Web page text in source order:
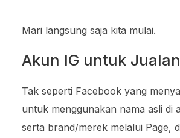
Mari langsung saja kita mulai.
Akun IG untuk Jualan
Tak seperti Facebook yang
untuk menggunakan nama asli di
serta brand/merek melalui Page,